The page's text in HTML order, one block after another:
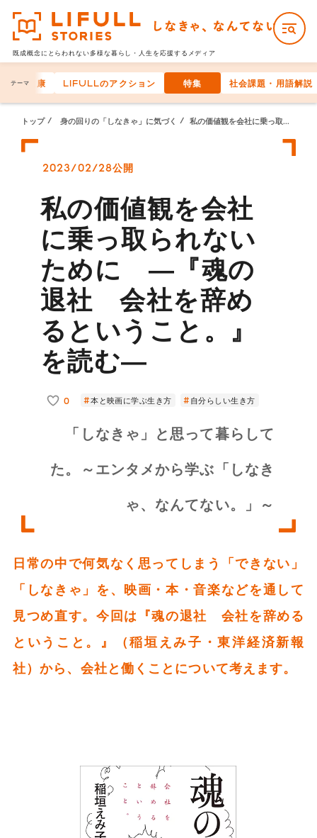
既成概念にとらわれない多様な暮らし・人生を応援するメディア
テーマ
体の健康 LIFULLのアクション 特集 社会課題・用語解説
トップ 身の回りの「しなきゃ」に気づく 私の価値観を会社に乗っ取られないために ―『魂の退社 会社を辞めるということ。』を読む―
2023/02/28公開
私の価値観を会社
に乗っ取られない
ために ―『魂の
退社 会社を辞め
るということ。』
を読む―
0 本と映画に学ぶ生き方 自分らしい生き方
「しなきゃ」と思って暮らして
た。～エンタメから学ぶ「しなき
ゃ、なんてない。」～
日常の中で何気なく思ってしまう「できない」
「しなきゃ」を、映画・本・音楽などを通して
見つめ直す。今回は『魂の退社 会社を辞める
ということ。』（稲垣えみ子・東洋経済新報
社）から、会社と働くことについて考えます。